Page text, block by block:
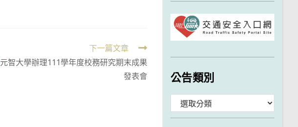
下一篇文章
元智大學辦理111學年度校務研究期末成果
發表會
公告類別
類